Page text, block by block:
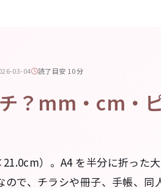
03-04 読了目安 10 分
？mm・cm・
）。A4 を半分に折った
で、チラシや冊子、手帳、同